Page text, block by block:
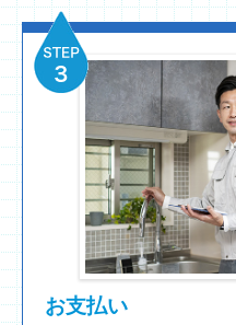
お支払い